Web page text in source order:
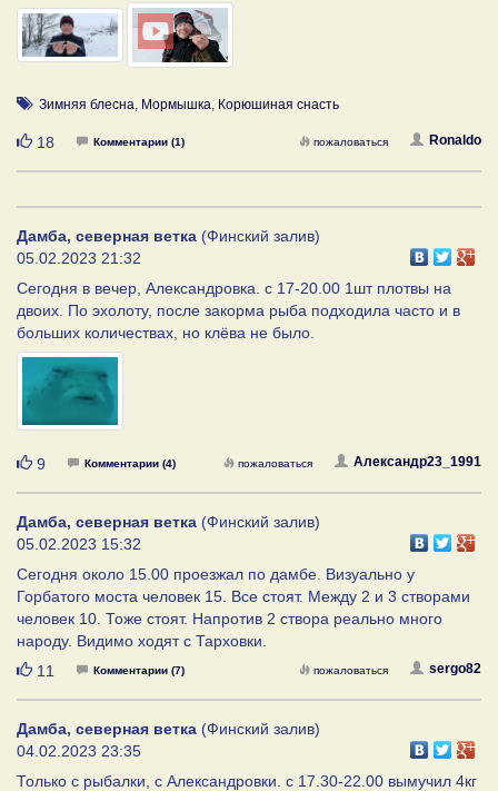
Зимняя блесна Мормышка Корюшиная снасть
Нравится
18 Комментарии (1) Ronaldo
пожаловаться
Дамба, северная ветка (Финский залив)
05.02.2023 21:32
Сегодня в вечер, Александровка. с 17-20.00 1шт плотвы на
двоих. По эхолоту, после закорма рыба подходила часто и в
больших количествах, но клёва не было.
Нравится
9 Комментарии (4) Александр23_1991
пожаловаться
Дамба, северная ветка (Финский залив)
05.02.2023 15:32
Сегодня около 15.00 проезжал по дамбе. Визуально у
Горбатого моста человек 15. Все стоят. Между 2 и 3 створами
человек 10. Тоже стоят. Напротив 2 створа реально много
народу. Видимо ходят с Тарховки.
Нравится
11 Комментарии (7) sergo82
пожаловаться
Дамба, северная ветка (Финский залив)
04.02.2023 23:35
Только с рыбалки, с Александровки. с 17.30-22.00 вымучил 4кг